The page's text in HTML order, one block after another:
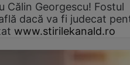
Călin Georgescu! Fostul
dacă va fi judecat
www.stirilekanald.ro